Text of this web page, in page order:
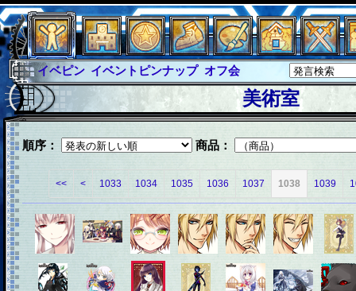
イベピン イベントピンナップ オフ会
グラシャ
グラシャ・ラボラス
グローバルジャスティス サイキックハーツ
サイキックハーツ大戦 シュラウド
ソロモン
ファイナル
アブソーバー
美術室
順序： 商品：
<< < 1033 1034 1035 1036 1037 1038 1039